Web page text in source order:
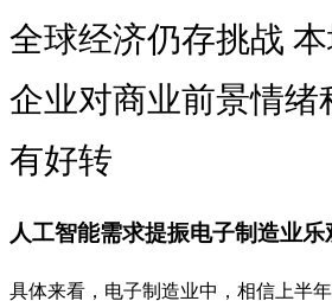
全球经济仍存挑战
企业对商业前景情绪
有好转
人工智能需求提振电子制造业乐
具体来看，电子制造业中，相信上半